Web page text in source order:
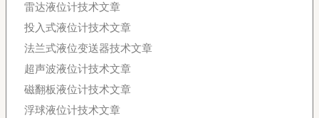
雷达液位计技术文章
投入式液位计技术文章
法兰式液位变送器技术文章
超声波液位计技术文章
磁翻板液位计技术文章
浮球液位计技术文章